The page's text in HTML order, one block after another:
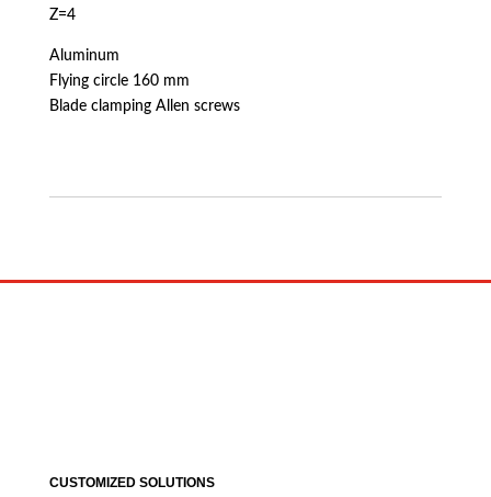
Z=4
Aluminum
Flying circle 160 mm
Blade clamping Allen screws
CUSTOMIZED SOLUTIONS